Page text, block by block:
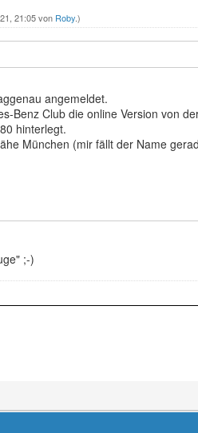
21:05 von Roby.)
angemeldet.
Benz Club die online Version von
hinterlegt.
München (mir fällt der Name
;-)